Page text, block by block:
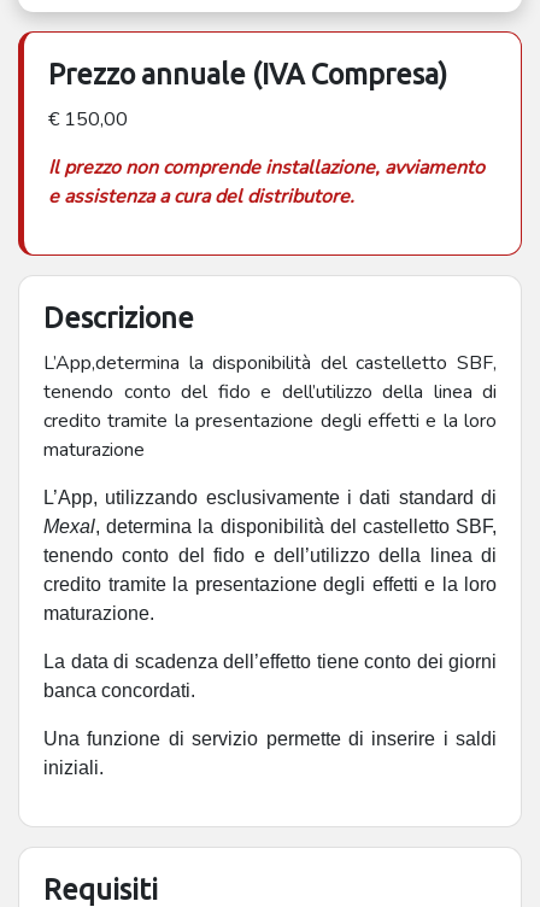
Prezzo annuale (IVA Compresa)
€ 150,00
Il prezzo non comprende installazione, avviamento
e assistenza a cura del distributore.
Descrizione
L’App,determina la disponibilità del castelletto SBF,
tenendo conto del fido e dell’utilizzo della linea di
credito tramite la presentazione degli effetti e la loro
maturazione
L’App, utilizzando esclusivamente i dati standard di
Mexal, determina la disponibilità del castelletto SBF,
tenendo conto del fido e dell’utilizzo della linea di
credito tramite la presentazione degli effetti e la loro
maturazione.
La data di scadenza dell’effetto tiene conto dei giorni
banca concordati.
Una funzione di servizio permette di inserire i saldi
iniziali.
Requisiti